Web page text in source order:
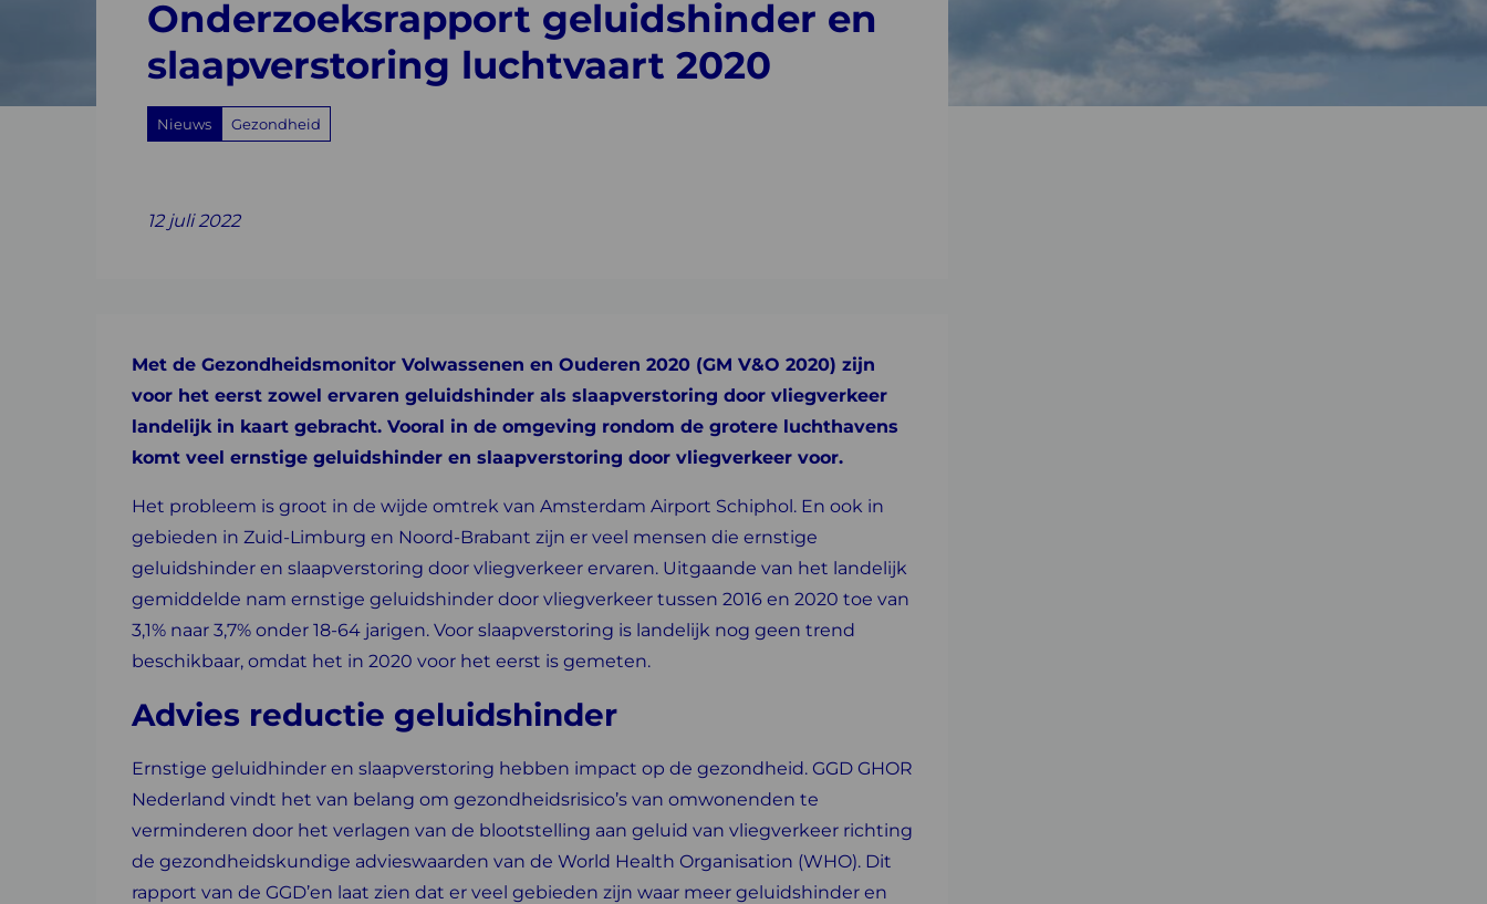
slaapverstoring
luchtvaart
Onderzoeksrapport geluidshinder en
slaapverstoring luchtvaart 2020
Nieuws Gezondheid
on on on
12 juli 2022
Met de Gezondheidsmonitor Volwassenen en Ouderen 2020 (GM V&O 2020) zijn
voor het eerst zowel ervaren geluidshinder als slaapverstoring door vliegverkeer
landelijk in kaart gebracht. Vooral in de omgeving rondom de grotere luchthavens
komt veel ernstige geluidshinder en slaapverstoring door vliegverkeer voor.
Het probleem is groot in de wijde omtrek van Amsterdam Airport Schiphol. En ook in
gebieden in Zuid-Limburg en Noord-Brabant zijn er veel mensen die ernstige
geluidshinder en slaapverstoring door vliegverkeer ervaren. Uitgaande van het landelijk
gemiddelde nam ernstige geluidshinder door vliegverkeer tussen 2016 en 2020 toe van
3,1% naar 3,7% onder 18-64 jarigen. Voor slaapverstoring is landelijk nog geen trend
beschikbaar, omdat het in 2020 voor het eerst is gemeten.
Advies reductie geluidshinder
Ernstige geluidhinder en slaapverstoring hebben impact op de gezondheid. GGD GHOR
Nederland vindt het van belang om gezondheidsrisico’s van omwonenden te
verminderen door het verlagen van de blootstelling aan geluid van vliegverkeer richting
de gezondheidskundige advieswaarden van de World Health Organisation (WHO). Dit
rapport van de GGD’en laat zien dat er veel gebieden zijn waar meer geluidshinder en